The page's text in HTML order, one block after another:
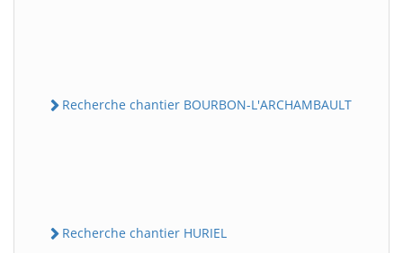
Recherche chantier BOURBON-L'ARCHAMBAULT
Recherche chantier HURIEL